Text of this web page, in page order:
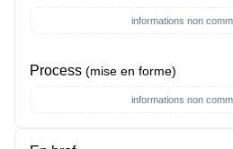
informations non
Process (mise en forme)
informations non